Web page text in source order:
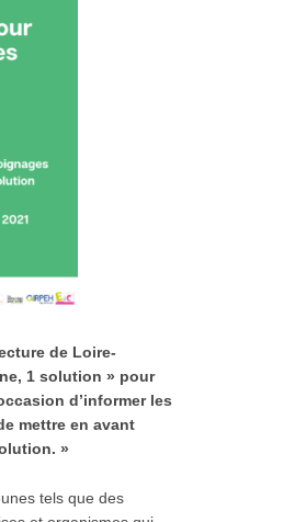
de Loire-
1 solution » pour
d’informer les
mettre en avant
»
tels que des